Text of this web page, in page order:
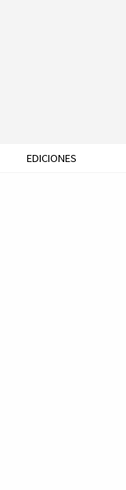
EDICIONES